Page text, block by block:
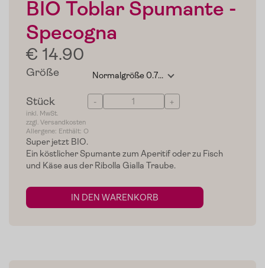
BIO Toblar Spumante -
Specogna
€ 14.90
Größe
Stück - +
inkl. MwSt.
zzgl. Versandkosten
Allergene: Enthält: O
Super jetzt BIO.
Ein köstlicher Spumante zum Aperitif oder zu Fisch
und Käse aus der Ribolla Gialla Traube.
IN DEN WARENKORB